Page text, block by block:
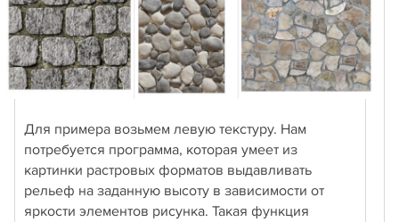
Для примера возьмем левую текстуру. Нам
потребуется программа, которая умеет из
картинки растровых форматов выдавливать
рельеф на заданную высоту в зависимости от
яркости элементов рисунка. Такая функция